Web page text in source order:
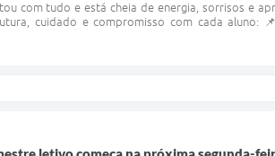
com tudo e está cheia de energia, sorrisos e
cuidado e compromisso com cada aluno: